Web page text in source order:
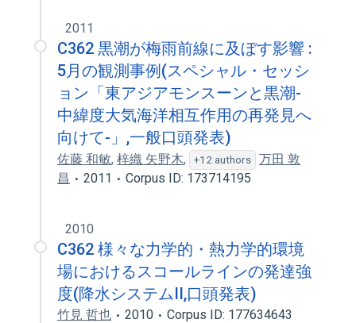
2011
C362 黒潮が梅雨前線に及ぼす影響 :
5月の観測事例(スペシャル・セッシ
ョン「東アジアモンスーンと黒潮-
中緯度大気海洋相互作用の再発見へ
向けて-」,一般口頭発表)
佐藤 和敏, 梓織 矢野木, +12 authors
万田 敦
昌
2011 Corpus ID: 173714195
2010
C362 様々な力学的・熱力学的環境
場におけるスコールラインの発達強
度(降水システムII,口頭発表)
竹見 哲也 2010 Corpus ID: 177634643